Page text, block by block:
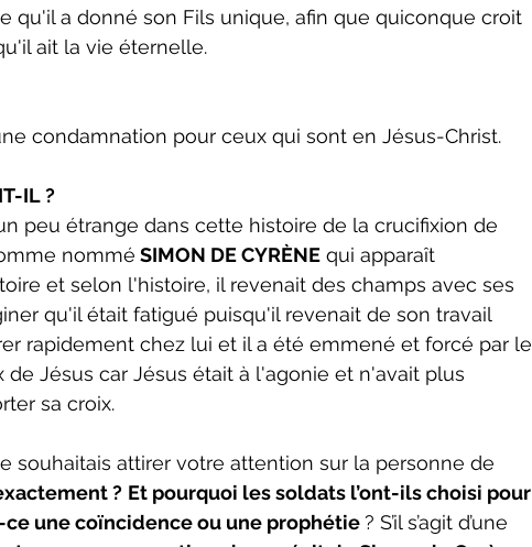
qu'il a donné son Fils unique, afin que quiconque croit
ait la vie éternelle.
condamnation pour ceux qui sont en Jésus-Christ.
IL ?
peu étrange dans cette histoire de la crucifixion de
nommé SIMON DE CYRÈNE qui apparaît
et selon l'histoire, il revenait des champs avec ses
qu'il était fatigué puisqu'il revenait de son travail
rapidement chez lui et il a été emmené et forcé par le
Jésus car Jésus était à l'agonie et n'avait plus
sa croix.
souhaitais attirer votre attention sur la personne de
? Et pourquoi les soldats l’ont-ils choisi pour
ce une coïncidence ou une prophétie ? S’il s’agit d’une